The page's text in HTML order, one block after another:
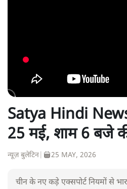
Satya Hindi
25 मई, शाम 6 बजे
न्यूज़ बुलेटिन 25 MAY, 2026
चीन के नए कड़े एक्सपोर्ट नियमों से